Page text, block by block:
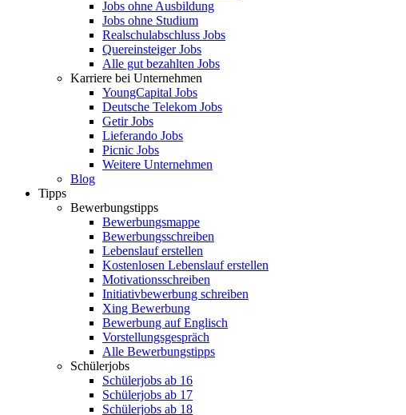
Jobs ohne Ausbildung
Jobs ohne Studium
Realschulabschluss Jobs
Quereinsteiger Jobs
Alle gut bezahlten Jobs
Karriere bei Unternehmen
YoungCapital Jobs
Deutsche Telekom Jobs
Getir Jobs
Lieferando Jobs
Picnic Jobs
Weitere Unternehmen
Blog
Tipps
Bewerbungstipps
Bewerbungsmappe
Bewerbungsschreiben
Lebenslauf erstellen
Kostenlosen Lebenslauf erstellen
Motivationsschreiben
Initiativbewerbung schreiben
Xing Bewerbung
Bewerbung auf Englisch
Vorstellungsgespräch
Alle Bewerbungstipps
Schülerjobs
Schülerjobs ab 16
Schülerjobs ab 17
Schülerjobs ab 18